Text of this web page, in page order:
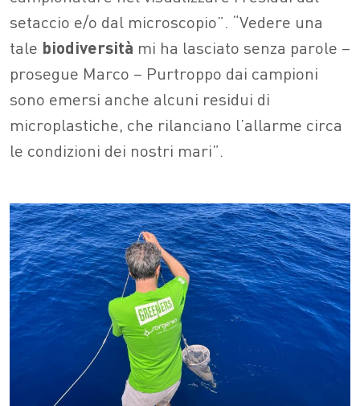
setaccio e/o dal microscopio”. “Vedere una
tale biodiversità mi ha lasciato senza parole –
prosegue Marco – Purtroppo dai campioni
sono emersi anche alcuni residui di
microplastiche, che rilanciano l’allarme circa
le condizioni dei nostri mari”.